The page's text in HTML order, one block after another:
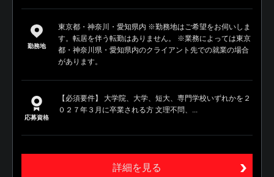
勤務地
東京都・神奈川・愛知県内 ※勤務地はご希望をお伺いしま
す。転居を伴う転勤はありません。 ※業務によっては東京
都・神奈川県・愛知県内のクライアント先での就業の場合
があります。
応募資格
【必須要件】 大学院、大学、短大、専門学校いずれかを２
０２７年３月に卒業される方 文理不問、...
詳細を見る